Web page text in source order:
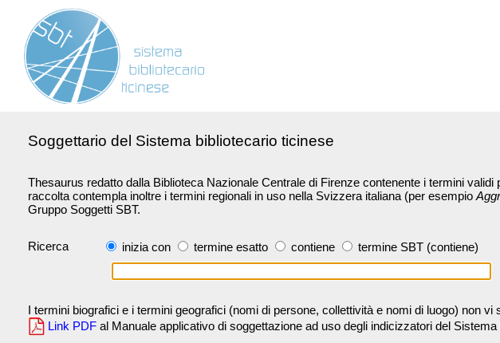
Soggettario del Sistema bibliotecario ticinese
Thesaurus redatto dalla Biblioteca Nazionale Centrale di Firenze contenente i termini
raccolta contempla inoltre i termini regionali in uso nella Svizzera italiana (per esempio
Gruppo Soggetti SBT.
Ricerca inizia con termine esatto contiene termine SBT (contiene)
I termini biografici e i termini geografici (nomi di persone, collettività e nomi di luogo) non vi
Link PDF al Manuale applicativo di soggettazione ad uso degli indicizzatori del